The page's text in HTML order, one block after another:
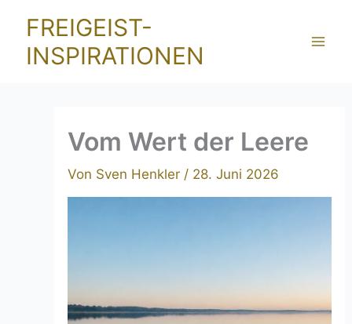
Inhalt
springen
FREIGEIST-
INSPIRATIONEN
Vom Wert der Leere
Von Sven Henkler / 28. Juni 2026